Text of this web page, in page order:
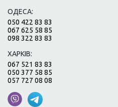
ОДЕСА:
050 422 83 83
067 625 58 85
098 322 83 83
ХАРКІВ:
067 521 83 83
050 377 58 85
057 727 08 08